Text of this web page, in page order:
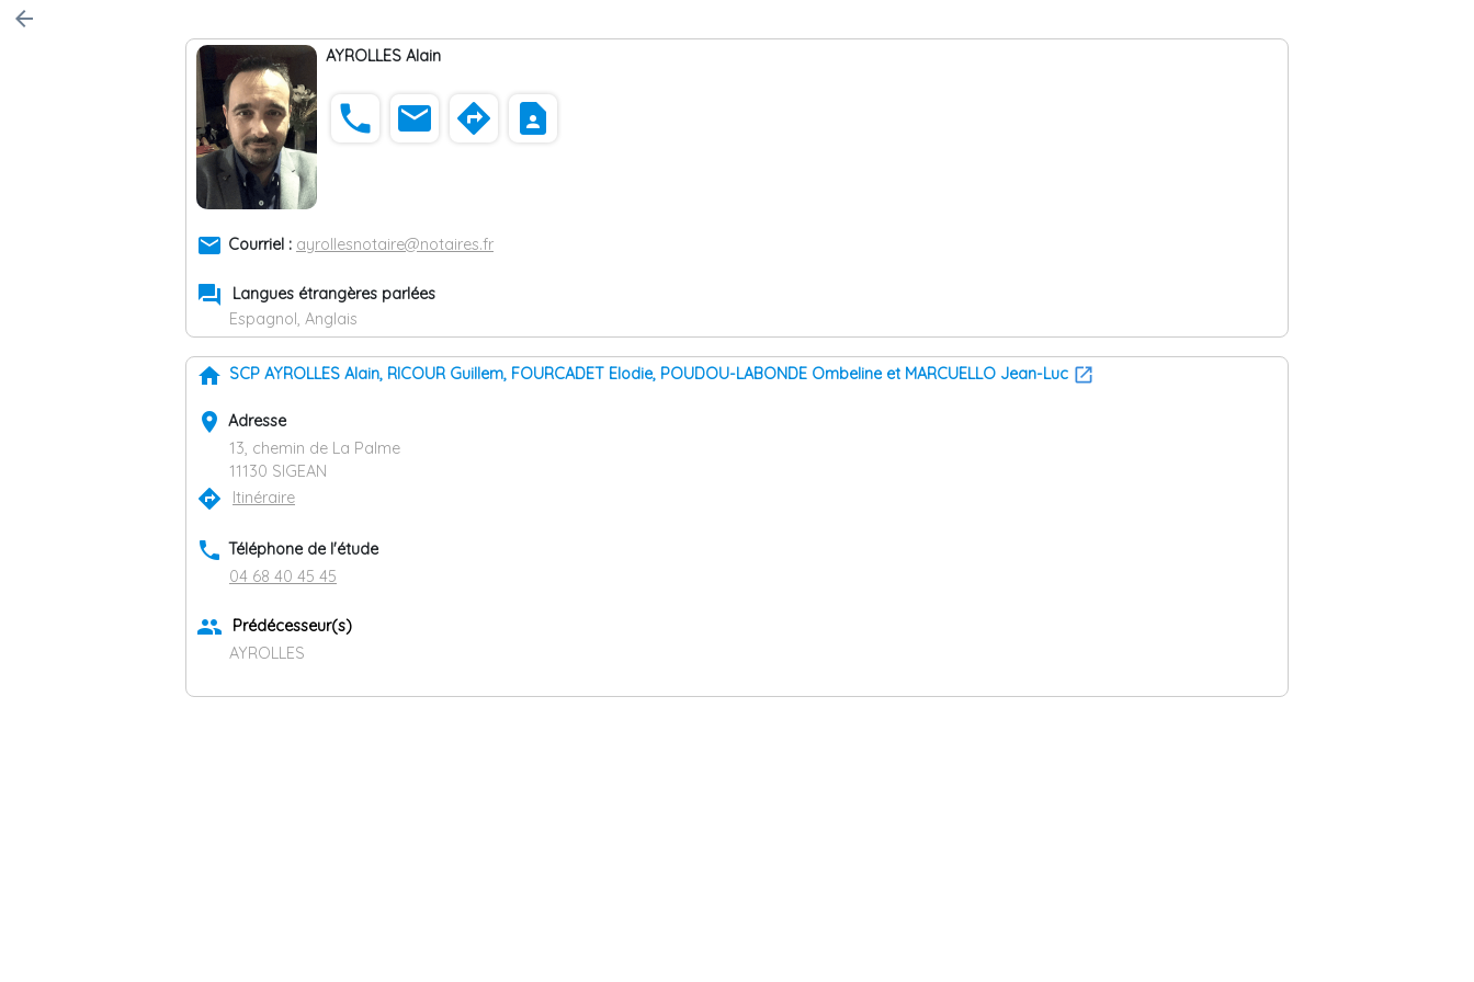
arrow_back
AYROLLES Alain
phone email directions contact_page
email Courriel : ayrollesnotaire@notaires.fr
forum
Langues étrangères parlées
Espagnol, Anglais
home SCP AYROLLES Alain, RICOUR Guillem, FOURCADET Elodie, POUDOU-LABONDE Ombeline et MARCUELLO Jean-Luc
place Adresse
13, chemin de La Palme
11130 SIGEAN
directions Itinéraire
phone Téléphone de l'étude
04 68 40 45 45
group
Prédécesseur(s)
AYROLLES